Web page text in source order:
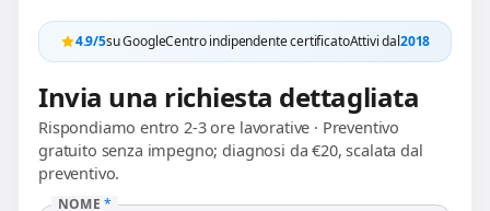
4.9/5su GoogleCentro indipendente certificatoAttivi dal2018
Invia una richiesta dettagliata
Rispondiamo entro 2-3 ore lavorative · Preventivo
gratuito senza impegno; diagnosi da €20, scalata dal
preventivo.
NOME*